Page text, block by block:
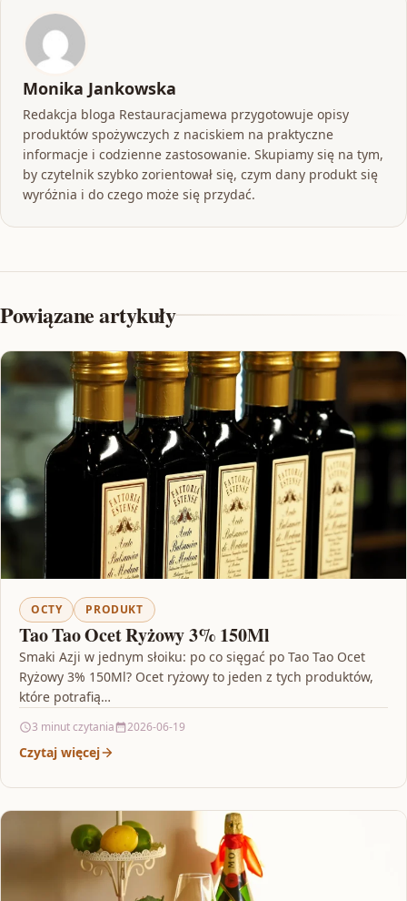
Monika Jankowska
Redakcja bloga Restauracjamewa przygotowuje opisy
produktów spożywczych z naciskiem na praktyczne
informacje i codzienne zastosowanie. Skupiamy się na tym,
by czytelnik szybko zorientował się, czym dany produkt się
wyróżnia i do czego może się przydać.
Powiązane artykuły
OCTY PRODUKT
Tao Tao Ocet Ryżowy 3% 150Ml
Smaki Azji w jednym słoiku: po co sięgać po Tao Tao Ocet
Ryżowy 3% 150Ml? Ocet ryżowy to jeden z tych produktów,
które potrafią…
3 minut czytania 2026-06-19
Czytaj więcej